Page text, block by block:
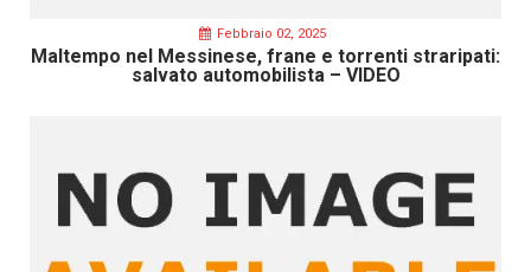
Febbraio 02, 2025
Maltempo nel Messinese, frane e torrenti straripati:
salvato automobilista – VIDEO